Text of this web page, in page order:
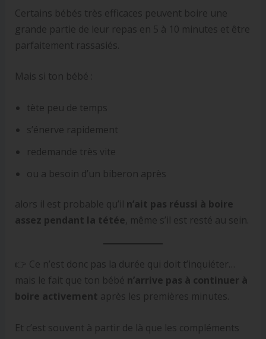
Certains bébés très efficaces peuvent boire une
grande partie de leur repas en 5 à 10 minutes et être
parfaitement rassasiés.
Mais si ton bébé :
tète peu de temps
s’énerve rapidement
redemande très vite
ou a besoin d’un biberon après
alors il est probable qu’il n’ait pas réussi à boire
assez pendant la tétée , même s’il est resté au sein.
👉 Ce n’est donc pas la durée qui doit t’inquiéter…
mais le fait que ton bébé n’arrive pas à continuer à
boire activement après les premières minutes.
Et c’est souvent à partir de là que les compléments